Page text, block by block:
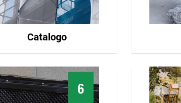
Catalogo